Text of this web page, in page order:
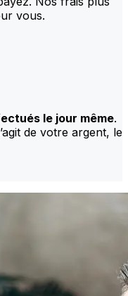
vous.
le jour même.
de votre argent, le